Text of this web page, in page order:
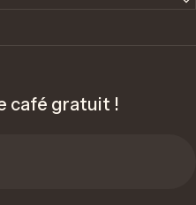
café gratuit !